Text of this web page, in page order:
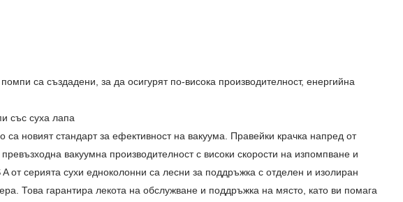
са създадени, за да осигурят по-висока производителност, енергийна
със суха лапа
новият стандарт за ефективност на вакуума. Правейки крачка напред от
вакуумна производителност с високи скорости на изпомпване и
серията сухи едноколонни са лесни за поддръжка с отделен и изолиран
Това гарантира лекота на обслужване и поддръжка на място, като ви помага